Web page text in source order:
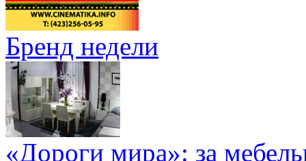
Бренд недели
«Дороги мира»: за